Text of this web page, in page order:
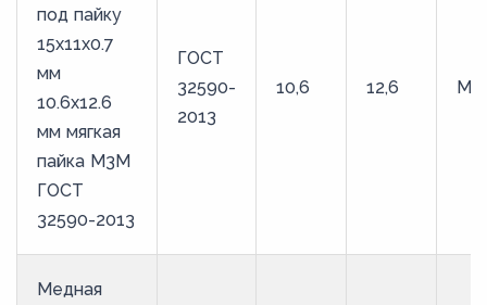
под пайку
15х11х0.7
мм
10.6х12.6
мм мягкая
пайка М3М
ГОСТ
32590-2013
ГОСТ
32590-
2013
10,6 12,6
Медная